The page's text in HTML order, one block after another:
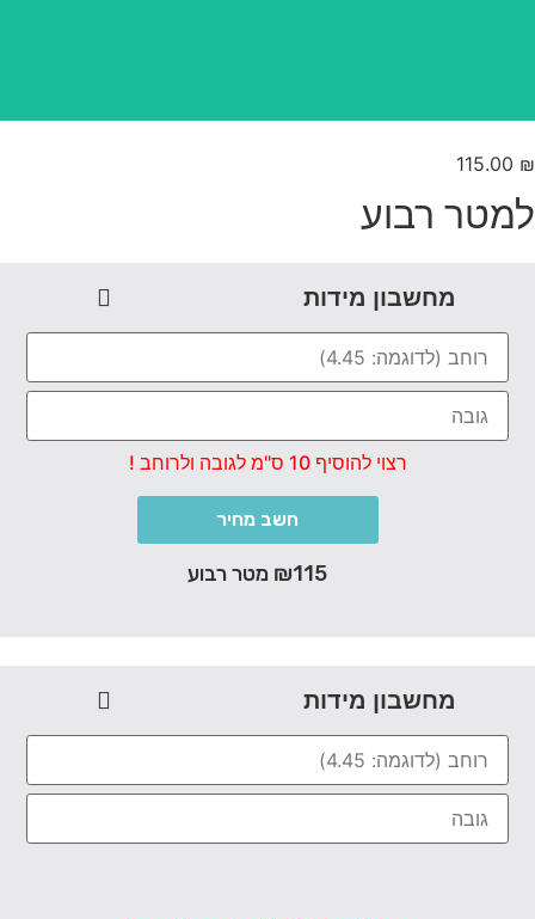
115.00
רבוע
מחשבון מידות
רצוי להוסיף 10 ס"מ לגובה ולרוחב !
חשב מחיר
₪115 מטר רבוע
מחשבון מידות